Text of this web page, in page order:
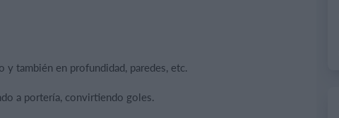
y también en profundidad, paredes, etc.
a portería, convirtiendo goles.